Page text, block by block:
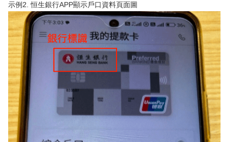
示例2. 恒生銀行APP顯示戶口資料頁面圖